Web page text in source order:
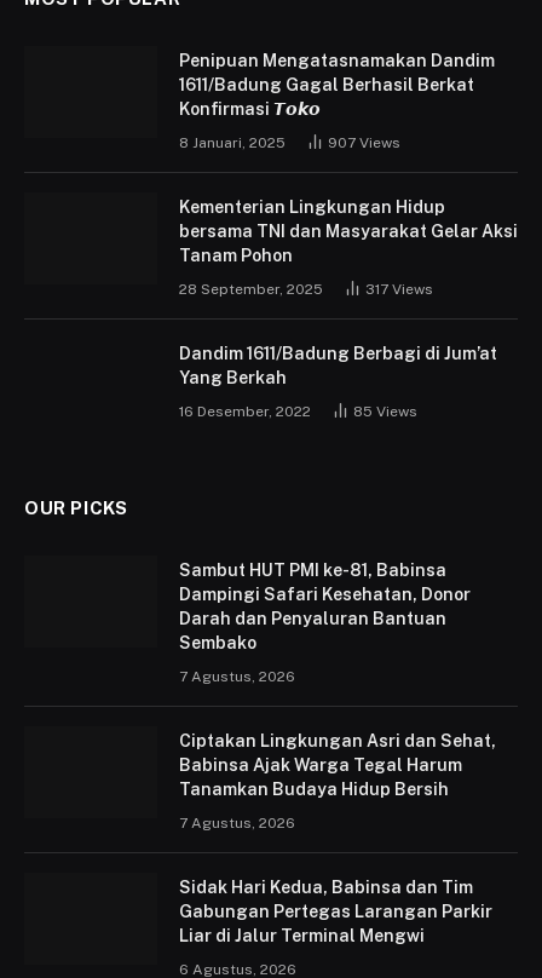
Penipuan Mengatasnamakan Dandim
1611/Badung Gagal Berhasil Berkat
Konfirmasi 𝙏𝙤𝙠𝙤
8 Januari, 2025 907 Views
Kementerian Lingkungan Hidup
bersama TNI dan Masyarakat Gelar Aksi
Tanam Pohon
28 September, 2025 317 Views
Dandim 1611/Badung Berbagi di Jum’at
Yang Berkah
16 Desember, 2022 85 Views
OUR PICKS
Sambut HUT PMI ke-81, Babinsa
Dampingi Safari Kesehatan, Donor
Darah dan Penyaluran Bantuan
Sembako
7 Agustus, 2026
Ciptakan Lingkungan Asri dan Sehat,
Babinsa Ajak Warga Tegal Harum
Tanamkan Budaya Hidup Bersih
7 Agustus, 2026
Sidak Hari Kedua, Babinsa dan Tim
Gabungan Pertegas Larangan Parkir
Liar di Jalur Terminal Mengwi
6 Agustus, 2026